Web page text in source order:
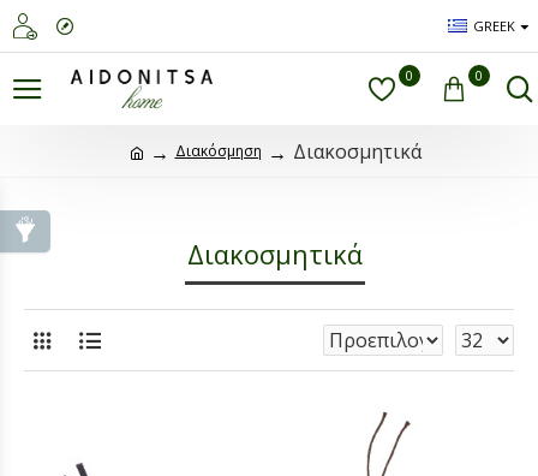
GREEK
0 0
Διακόσμηση Διακοσμητικά
Διακοσμητικά